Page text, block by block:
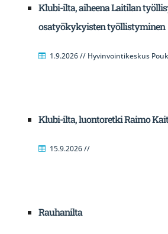
Klubi-ilta, aiheena Laitilan
osatyökykyisten työllistyminen
1.9.2026 // Hyvinvointikeskus
Klubi-ilta, luontoretki Raimo
15.9.2026 //
Rauhanilta